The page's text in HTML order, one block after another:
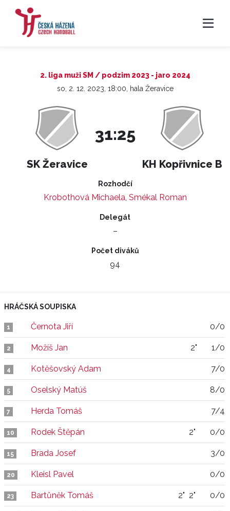
2. liga muži SM / podzim 2023 - jaro 2024
so, 2. 12. 2023, 18:00, hala Žeravice
SK Žeravice
31:25
KH Kopřivnice B
Rozhodčí
Krobothová Michaela, Smékal Roman
Delegát
–
Počet diváků
94
HRÁČSKÁ SOUPISKA
1 Černota Jiří 0/0
2 Možíš Jan 2" 1/0
4 Kotěšovský Adam 7/0
5 Oselský Matúš 8/0
7 Herda Tomáš 7/4
10 Rodek Štěpán 2" 0/0
15 Brada Josef 3/0
20 Kleisl Pavel 0/0
23 Bartůněk Tomáš 2" 2" 0/0